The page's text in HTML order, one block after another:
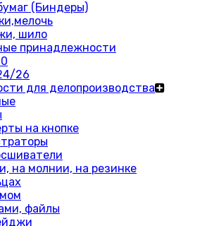
(Биндеры)
шило
принадлежности
26
для делопроизводства
на кнопке
на молнии, на резинке
файлы